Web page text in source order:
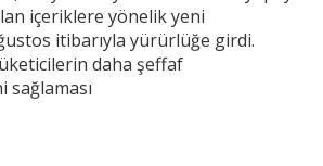
içeriklere yönelik yeni
itibarıyla yürürlüğe girdi.
daha şeffaf